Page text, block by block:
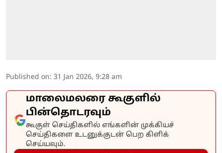
Published on: 31 Jan 2026, 9:28 am
மாலைமலரை கூகுளில்
பின்தொடரவும்
கூகுள் செய்திகளில் எங்களின் முக்கியச்
செய்திகளை உடனுக்குடன் பெற கிளிக்
செய்யவும்.